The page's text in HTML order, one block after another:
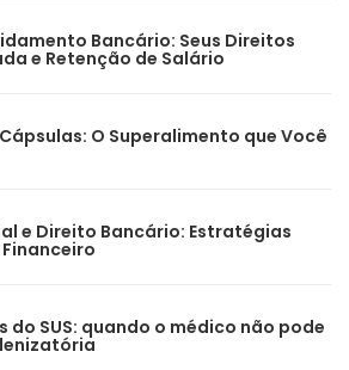
Bancário: Seus Direitos
e Retenção de Salário
O Superalimento que Você
e Direito Bancário: Estratégias
do SUS: quando o médico não pode